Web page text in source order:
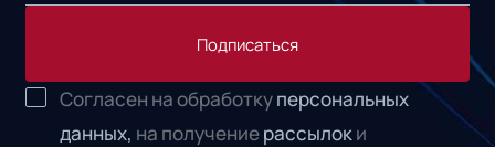
Подписаться
Согласен на обработкуперсональных
данных, на получениерассылоки